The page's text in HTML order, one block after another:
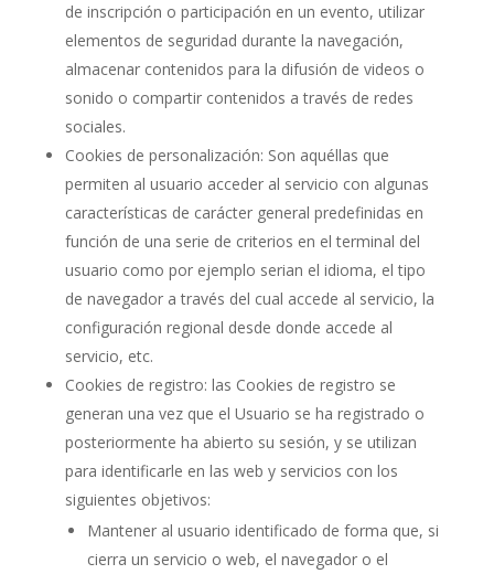
de inscripción o participación en un evento, utilizar
elementos de seguridad durante la navegación,
almacenar contenidos para la difusión de videos o
sonido o compartir contenidos a través de redes
sociales.
Cookies de personalización: Son aquéllas que
permiten al usuario acceder al servicio con algunas
características de carácter general predefinidas en
función de una serie de criterios en el terminal del
usuario como por ejemplo serian el idioma, el tipo
de navegador a través del cual accede al servicio, la
configuración regional desde donde accede al
servicio, etc.
Cookies de registro: las Cookies de registro se
generan una vez que el Usuario se ha registrado o
posteriormente ha abierto su sesión, y se utilizan
para identificarle en las web y servicios con los
siguientes objetivos:
Mantener al usuario identificado de forma que, si
cierra un servicio o web, el navegador o el